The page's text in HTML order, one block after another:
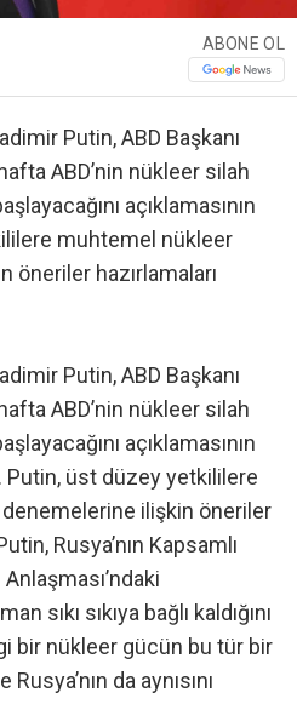
ABONE OL
Putin, ABD Başkanı
ABD’nin nükleer silah
açıklamasının
muhtemel nükleer
öneriler hazırlamaları
Putin, ABD Başkanı
ABD’nin nükleer silah
açıklamasının
Putin, üst düzey yetkililere
ilişkin öneriler
Rusya’nın Kapsamlı
sıkı sıkıya bağlı kaldığını
bir nükleer gücün bu tür bir
da aynısını